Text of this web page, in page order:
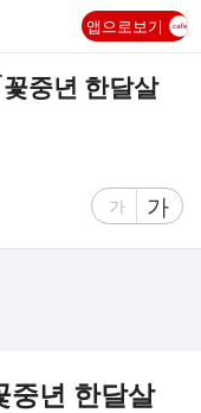
앱으로보기
중년 한달살
글
게
가
글
자
게
가
중년 한달살